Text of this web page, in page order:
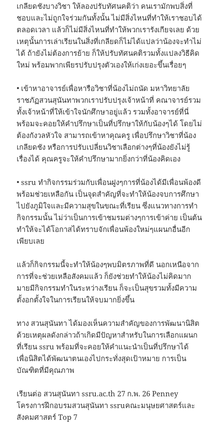
เกลียดชังบางวิชา ให้ลองปรับทัศนคติว่า คนเรามักพบสิ่งที่
ชอบและไม่ถูกใจร่วมกันทั้งนั้น ไม่มีสิ่งไหนที่ทำให้เราชอบได้
ตลอดเวลา แล้วก็ไม่มีสิ่งไหนที่ทำให้พวกเรารังเกียจเลย ด้วย
เหตุนั้นการเล่าเรียนในสิ่งที่เกลียดก็ไม่ได้แปลว่าน้องจะทำไม่
ได้ ถ้ายังไม่ต้องการย้าย ก็ให้ปรับทัศนคติรวมทั้งแปลงวิธีคิด
ใหม่ พร้อมพากเพียรปรับปรุงตัวเองให้เก่งเยอะขึ้นเรื่อยๆ
• เข้าหาอาจารย์เพื่อหารือวิชาที่น้องไม่ถนัด มหาวิทยาลัย
ราชภัฏสวนสุนันทาพวกเราปรับปรุงเจ้าหน้าที่ คณาจารย์รวม
ทั้งเจ้าหน้าที่ให้เข้าใจนักศึกษาอยู่แล้ว รวมทั้งอาจารย์ที่นี่
พร้อมจะคอยให้คำปรึกษาเป็นที่ปรึกษาให้กับน้องๆได้ โดยไม่
ต้องกังวลหัวใจ สามารถเข้าหาคุณครู เพื่อปรึกษาวิชาที่น้อง
เกลียดชัง หรือการปรับเปลี่ยนวิชาเลือกต่างๆที่น้องยังไม่รู้
เรื่องได้ คุณครูจะให้คำปรึกษามากยิ่งกว่าที่น้องคิดเอง
• ssru ทำกิจกรรมร่วมกับเพื่อนฝูงๆการที่น้องได้มีเพื่อนพ้องดี
พร้อมช่วยเหลือกัน เป็นจุดสำคัญที่จะทำให้น้องจบการศึกษา
ไปยังภูมิใจและมีความสุขในขณะที่เรียน ซึ่งแนวทางการทำ
กิจกรรมนั้น ไม่ว่าเป็นการเข้าชมรมต่างๆการเข้าค่าย เป็นต้น
ทำให้จะได้โอกาสได้ทราบจักเพื่อนพ้องใหม่ๆแผนกอื่นอีก
เพียบเลย
แล้วก็กิจกรรมนี้จะทำให้น้องๆพบมิตรภาพที่ดี นอกเหนือจาก
การที่จะช่วยเหลือสังคมแล้ว ก็ยังช่วยทำให้น้องไม่คิดมาก
มายมีกิจกรรมทำในระหว่างเรียน ก็จะเป็นสุขรวมทั้งมีความ
ตั้งอกตั้งใจในการเรียนให้จบมากยิ่งขึ้น
ทาง สวนสุนันทา ได้มองเห็นความสำคัญของการพัฒนานิสิต
ด้วยเหตุผลดังกล่าวถ้าเกิดมีปัญหาสำหรับในการเลือกแผนก
ที่เรียน ssru พร้อมที่จะคอยให้คำแนะนำเป็นที่ปรึกษาได้
เพื่อนิสิตได้พัฒนาตนเองไปกระทั่งสุดเป้าหมาย การเป็น
บัณฑิตที่มีคุณภาพ
เรียนต่อ สวนสุนันทา ssru.ac.th 27 ก.พ. 26 Penney
โครงการฝึกอบรมสวนสุนันทา ssruคณะมนุษยศาสตร์และ
สังคมศาสตร์ Top 7